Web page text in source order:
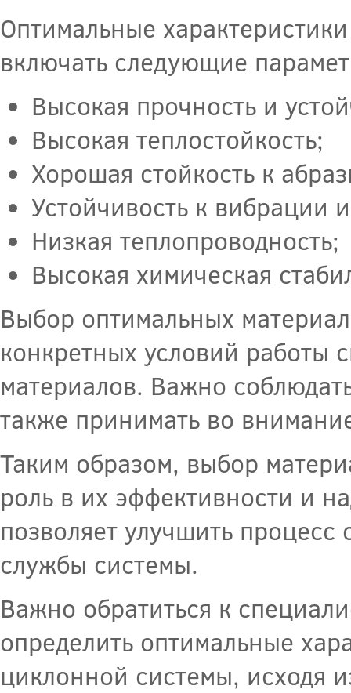
Оптимальные
включать следующие
Высокая прочность и
Высокая теплостойкость;
Хорошая стойкость к
Устойчивость к вибрации
Низкая теплопроводность;
Высокая химическая
Выбор оптимальных
конкретных условий работы
материалов. Важно
также принимать во
Таким образом, выбор
роль в их эффективности и
позволяет улучшить
службы системы.
Важно обратиться к
определить оптимальные
циклонной системы, исходя